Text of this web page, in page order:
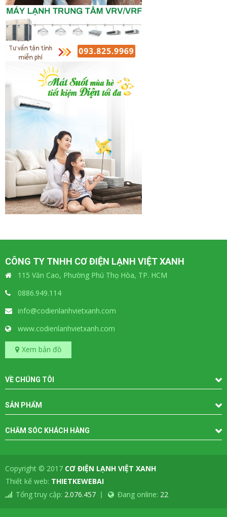
CÔNG TY TNHH CƠ ĐIỆN LẠNH VIỆT XANH
115 Văn Cao, Phường Phú Thọ Hòa, TP. HCM
0886.949.114
info@codienlanhvietxanh.com
www.codienlanhvietxanh.com
Xem bản đồ
VỀ CHÚNG TÔI
SẢN PHẨM
CHĂM SÓC KHÁCH HÀNG
Copyright © 2017 CƠ ĐIỆN LẠNH VIỆT XANH
Thiết kế web: THIETKEWEBAI
Tổng truy cập: 2.076.457 Đang online: 22